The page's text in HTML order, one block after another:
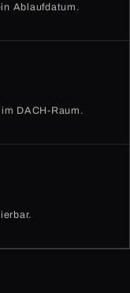
Ablaufdatum.
DACH-Raum.